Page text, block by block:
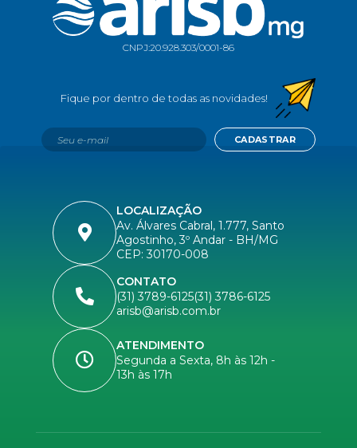
CNPJ:20.928.303/0001-86
LOCALIZAÇÃO
Av. Álvares Cabral, 1.777, Santo
Agostinho, 3º Andar - BH/MG
CEP: 30170-008
CONTATO
(31) 3789-6125(31) 3786-6125
arisb@arisb.com.br
ATENDIMENTO
Segunda a Sexta, 8h às 12h -
13h às 17h
CADASTRAR